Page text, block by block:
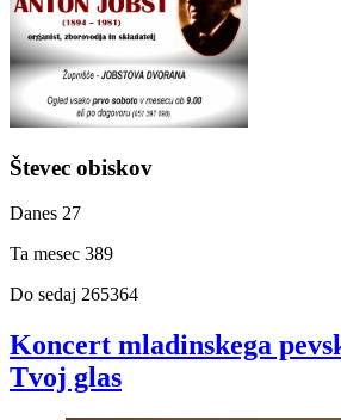
Števec obiskov
Danes 27
Ta mesec 389
Do sedaj 265364
Koncert mladinskega
Tvoj glas